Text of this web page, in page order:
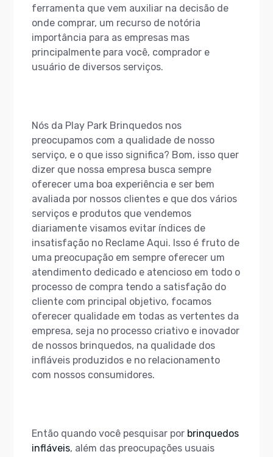
ferramenta que vem auxiliar na decisão de
onde comprar, um recurso de notória
importância para as empresas mas
principalmente para você, comprador e
usuário de diversos serviços.
Nós da Play Park Brinquedos nos
preocupamos com a qualidade de nosso
serviço, e o que isso significa? Bom, isso quer
dizer que nossa empresa busca sempre
oferecer uma boa experiência e ser bem
avaliada por nossos clientes e que dos vários
serviços e produtos que vendemos
diariamente visamos evitar índices de
insatisfação no Reclame Aqui. Isso é fruto de
uma preocupação em sempre oferecer um
atendimento dedicado e atencioso em todo o
processo de compra tendo a satisfação do
cliente com principal objetivo, focamos
oferecer qualidade em todas as vertentes da
empresa, seja no processo criativo e inovador
de nossos brinquedos, na qualidade dos
infláveis produzidos e no relacionamento
com nossos consumidores.
Então quando você pesquisar por brinquedos
infláveis, além das preocupações usuais